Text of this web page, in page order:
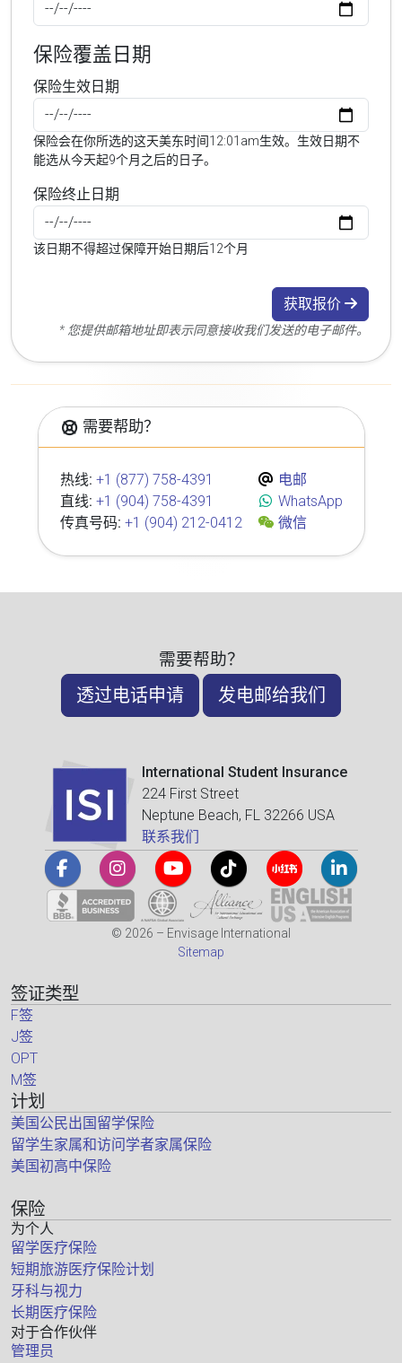
保险覆盖日期
保险生效日期
保险会在你所选的这天美东时间12:01am生效。生效日期不
能选从今天起9个月之后的日子。
保险终止日期
该日期不得超过保障开始日期后12个月
获取报价
* 您提供邮箱地址即表示同意接收我们发送的电子邮件。
需要帮助？
热线: +1 (877) 758-4391
直线: +1 (904) 758-4391
传真号码: +1 (904) 212-0412
电邮
WhatsApp
微信
需要帮助？
透过电话申请 发电邮给我们
International Student Insurance
224 First Street
Neptune Beach, FL 32266 USA
联系我们
© 2026 – Envisage International
Sitemap
签证类型
F签
J签
OPT
M签
计划
美国公民出国留学保险
留学生家属和访问学者家属保险
美国初高中保险
保险
为个人
留学医疗保险
短期旅游医疗保险计划
牙科与视力
长期医疗保险
对于合作伙伴
管理员